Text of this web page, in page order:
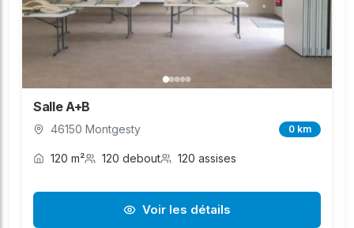
Salle A+B
46150 Montgesty 0 km
120 m² 120 debout 120 assises
Voir les détails